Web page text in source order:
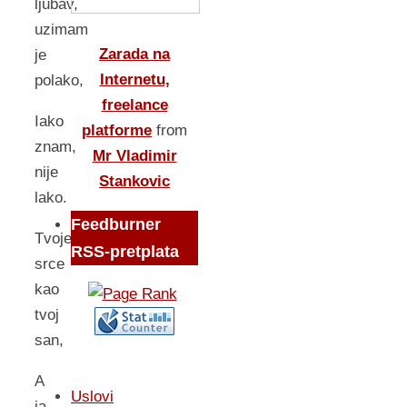
ljubav,
uzimam
je
polako,
Iako
znam,
nije
lako.
Tvoje
srce
kao
tvoj
san,
A
Zarada na
Internetu,
freelance
platforme from
Mr Vladimir
Stankovic
Feedburner
RSS-pretplata
Uslovi